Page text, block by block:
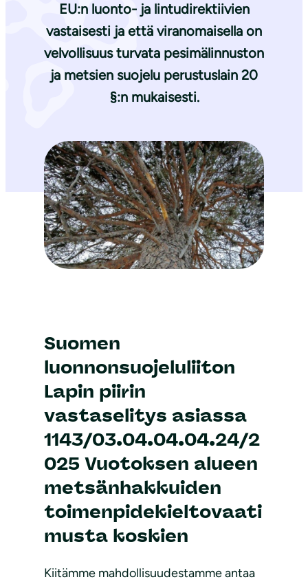
EU:n luonto- ja lintudirektiivien
vastaisesti ja että viranomaisella on
velvollisuus turvata pesimälinnuston
ja metsien suojelu perustuslain 20
§:n mukaisesti.
Suomen
luonnonsuojeluliiton
Lapin piirin
vastaselitys asiassa
1143/03.04.04.04.24/2
025 Vuotoksen alueen
metsänhakkuiden
toimenpidekieltovaati
musta koskien
Kiitämme mahdollisuudestamme antaa